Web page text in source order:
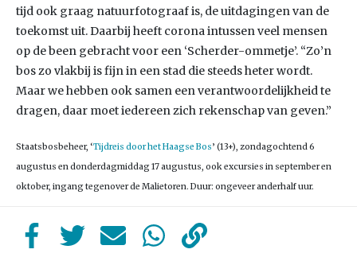
tijd ook graag natuurfotograaf is, de uitdagingen van de
toekomst uit. Daarbij heeft corona intussen veel mensen
op de been gebracht voor een ‘Scherder-ommetje’. “Zo’n
bos zo vlakbij is fijn in een stad die steeds heter wordt.
Maar we hebben ook samen een verantwoordelijkheid te
dragen, daar moet iedereen zich rekenschap van geven.”
Staatsbosbeheer, ‘Tijdreis door het Haagse Bos’ (13+), zondagochtend 6
augustus en donderdagmiddag 17 augustus, ook excursies in september en
oktober, ingang tegenover de Malietoren. Duur: ongeveer anderhalf uur.